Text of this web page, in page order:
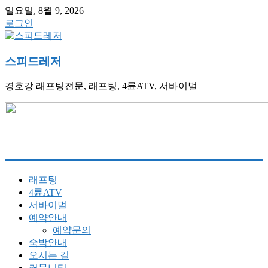
일요일, 8월 9, 2026
로그인
스피드레저
경호강 래프팅전문, 래프팅, 4륜ATV, 서바이벌
래프팅
4륜ATV
서바이벌
예약안내
예약문의
숙박안내
오시는 길